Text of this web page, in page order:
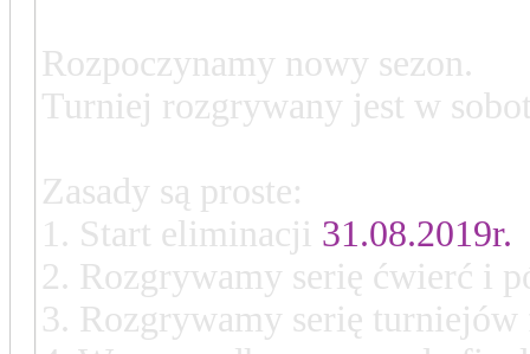
Rozpoczynamy nowy sezon.
Turniej rozgrywany jest w
Zasady są proste:
1. Start eliminacji 31.08.2019r.
2. Rozgrywamy serię ćwierć i
3. Rozgrywamy serię